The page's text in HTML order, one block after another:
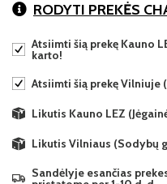
RODYTI PREKĖS
Atsiimti šią prekę Kauno
karto!
Atsiimti šią prekę Vilniuje
Likutis Kauno LEZ
Likutis Vilniaus (Sodybų
Sandėlyje esančias